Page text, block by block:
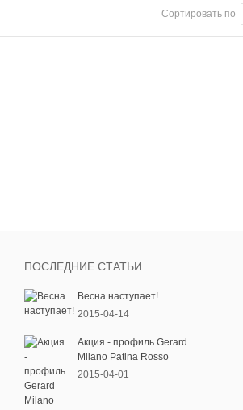
Сортировать по
ПОСЛЕДНИЕ СТАТЬИ
Весна наступает!
2015-04-14
Акция - профиль Gerard
Milano Patina Rosso
2015-04-01